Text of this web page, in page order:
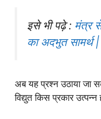
इसे भी पढ़े : मंत्र
का अदभुत सामर्थ |
अब यह प्रश्न उठाया
विद्युत किस प्रकार